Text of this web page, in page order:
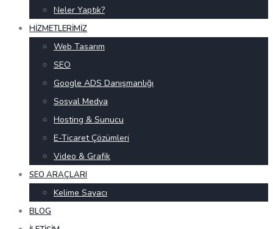
Neler Yaptık?
HIZMETLERIMIZ
Web Tasarım
SEO
Google ADS Danışmanlığı
Sosyal Medya
Hosting & Sunucu
E-Ticaret Çözümleri
Video & Grafik
SEO ARAÇLARI
Kelime Sayacı
BLOG